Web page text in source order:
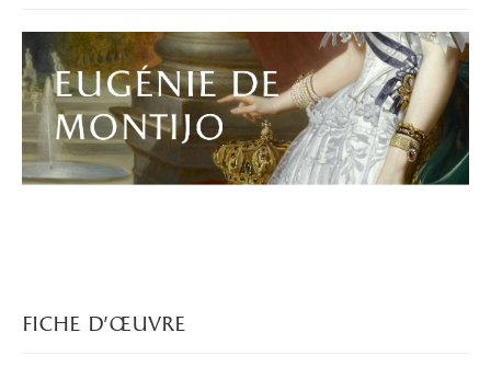
fiche d’œuvre